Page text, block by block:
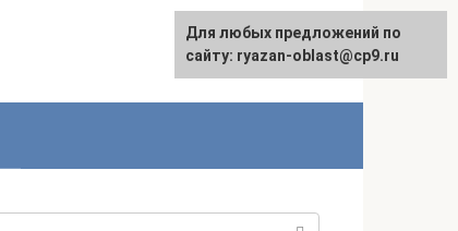
Для любых предложений по
сайту: ryazan-oblast@cp9.ru